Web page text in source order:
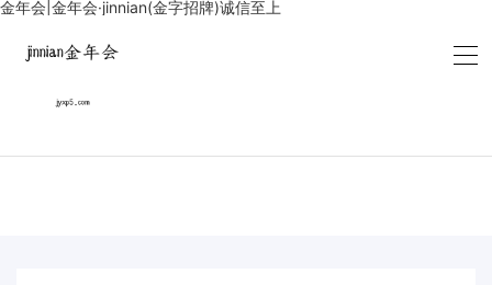
金年会|金年会·jinnian(金字招牌)诚信至上